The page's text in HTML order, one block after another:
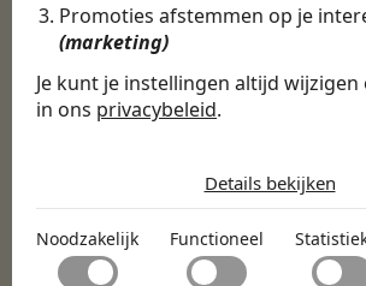
Promoties afstemmen op je
(marketing)
Je kunt je instellingen altijd wijzigen
in ons privacybeleid.
Noodzakelijk
Noodzakelijke cookies helpen een
maken door basisfuncties zoals
Functioneel
Details bekijken
Noodzakelijk Functioneel
Ontdek meer dan
Marketing & Communicatie
Sales & Inkoop
Onderwijs & Kinderopvang
Techniek,
Zorg & Welzijn